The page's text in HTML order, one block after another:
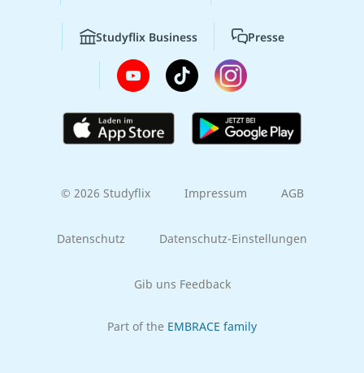
Studyflix Business Presse
© 2026 Studyflix Impressum AGB
Datenschutz Datenschutz-Einstellungen
Gib uns Feedback
Part of the EMBRACE family